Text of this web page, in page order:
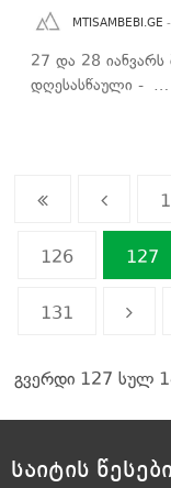
MTISAMBEBI.GE
27 და 28 იანვარს
დღესასწაული - …
126 127
131
გვერდი 127 სულ
საიტის წესები